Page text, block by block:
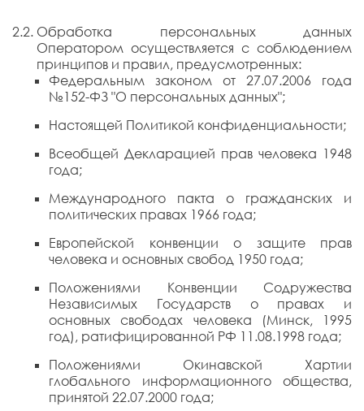
Обработка персональных данных
Оператором осуществляется с соблюдением
принципов и правил, предусмотренных:
Федеральным законом от 27.07.2006 года
№152-ФЗ "О персональных данных";
Настоящей Политикой конфиденциальности;
Всеобщей Декларацией прав человека 1948
года;
Международного пакта о гражданских и
политических правах 1966 года;
Европейской конвенции о защите прав
человека и основных свобод 1950 года;
Положениями Конвенции Содружества
Независимых Государств о правах и
основных свободах человека (Минск, 1995
год), ратифицированной РФ 11.08.1998 года;
Положениями Окинавской Хартии
глобального информационного общества,
принятой 22.07.2000 года;